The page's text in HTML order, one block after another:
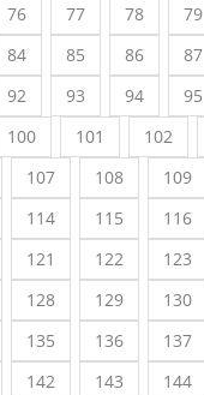
76 77 78 79
84 85 86 87
92 93 94 95
100 101 102
107 108 109
114 115 116
121 122 123
128 129 130
135 136 137
142 143 144